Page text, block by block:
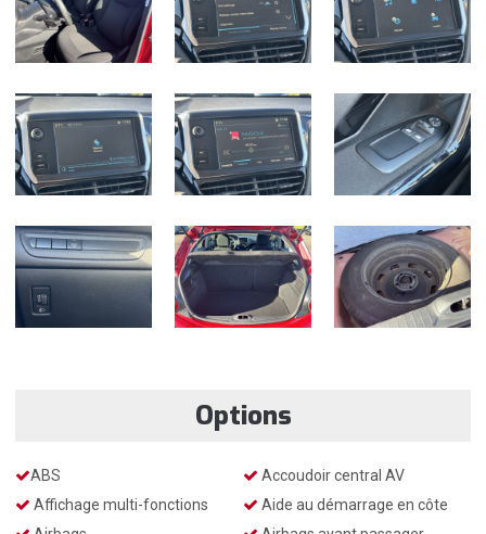
Options
ABS
Accoudoir central AV
Affichage multi-fonctions
Aide au démarrage en côte